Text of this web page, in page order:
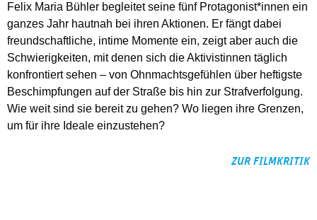
Felix Maria Bühler begleitet seine fünf Protagonist*innen ein
ganzes Jahr hautnah bei ihren Aktionen. Er fängt dabei
freundschaftliche, intime Momente ein, zeigt aber auch die
Schwierigkeiten, mit denen sich die Aktivistinnen täglich
konfrontiert sehen – von Ohnmachtsgefühlen über heftigste
Beschimpfungen auf der Straße bis hin zur Strafverfolgung.
Wie weit sind sie bereit zu gehen? Wo liegen ihre Grenzen,
um für ihre Ideale einzustehen?
ZUR FILMKRITIK